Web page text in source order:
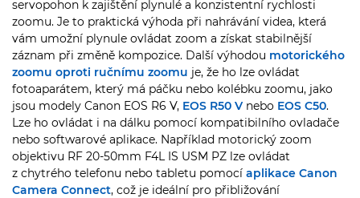
servopohon k zajištění plynulé a konzistentní rychlosti
zoomu. Je to praktická výhoda při nahrávání videa, která
vám umožní plynule ovládat zoom a získat stabilnější
záznam při změně kompozice. Další výhodou motorického
zoomu oproti ručnímu zoomu je, že ho lze ovládat
fotoaparátem, který má páčku nebo kolébku zoomu, jako
jsou modely Canon EOS R6 V, EOS R50 V nebo EOS C50.
Lze ho ovládat i na dálku pomocí kompatibilního ovladače
nebo softwarové aplikace. Například motorický zoom
objektivu RF 20-50mm F4L IS USM PZ lze ovládat
z chytrého telefonu nebo tabletu pomocí aplikace Canon
Camera Connect, což je ideální pro přibližování